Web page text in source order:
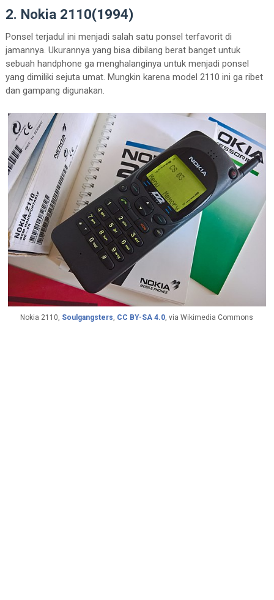
2. Nokia 2110(1994)
Ponsel terjadul ini menjadi salah satu ponsel terfavorit di
jamannya. Ukurannya yang bisa dibilang berat banget untuk
sebuah handphone ga menghalanginya untuk menjadi ponsel
yang dimiliki sejuta umat. Mungkin karena model 2110 ini ga ribet
dan gampang digunakan.
Nokia 2110, Soulgangsters, CC BY-SA 4.0, via Wikimedia Commons